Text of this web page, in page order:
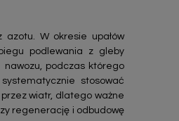
W okresie upałów
podlewania z gleby
nawozu, podczas którego
stosować
wiatr, dlatego ważne
regenerację i odbudowę